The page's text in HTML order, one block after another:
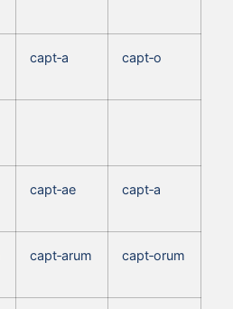
capt‑a capt‑o
capt‑ae capt‑a
capt‑arum capt‑orum